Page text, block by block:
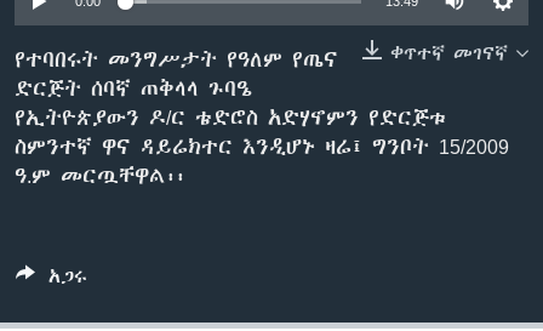
ቋንቋዎች
ቀጥተኛ መገናኛ
የተባበሩት መንግሥታት የዓለም የጤና
ድርጅት ሰባኛ ጠቅላላ ጉባዔ
የኢትዮጵያውን ዶ/ር ቴድሮስ አድሃኖምን የድርጅቱ
ስምንተኛ ዋና ዳይሬክተር እንዲሆኑ ዛሬ፤ ግንቦት 15/2009
ዓ.ም መርጧቸዋል፡፡
አጋሩ